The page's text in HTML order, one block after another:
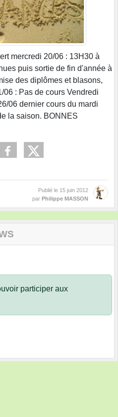
mercredi 20/06 : 13H30 à
puis sortie de fin d'année à
des diplômes et blasons,
: Pas de cours Vendredi
06 dernier cours du mardi
la saison. BONNES
Publié le 15 juin 2012
par Philippe MASSON
participer aux